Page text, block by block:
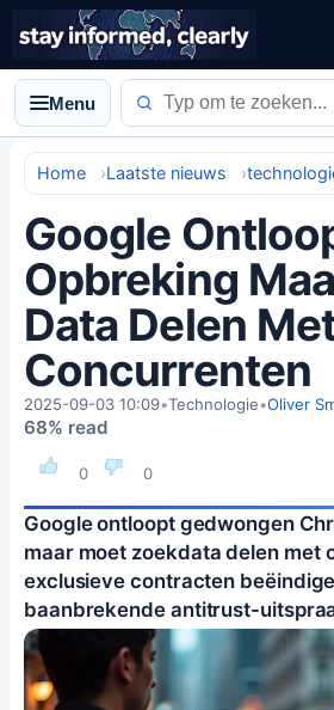
Menu
Home Laatste nieuws
Google
Opbreking
Data Delen
Concurrenten
0 0
2025-09-03 10:09•Technologie•Oliver
68% read
Google ontloopt gedwongen
maar moet zoekdata delen met
exclusieve contracten
baanbrekende antitrust-